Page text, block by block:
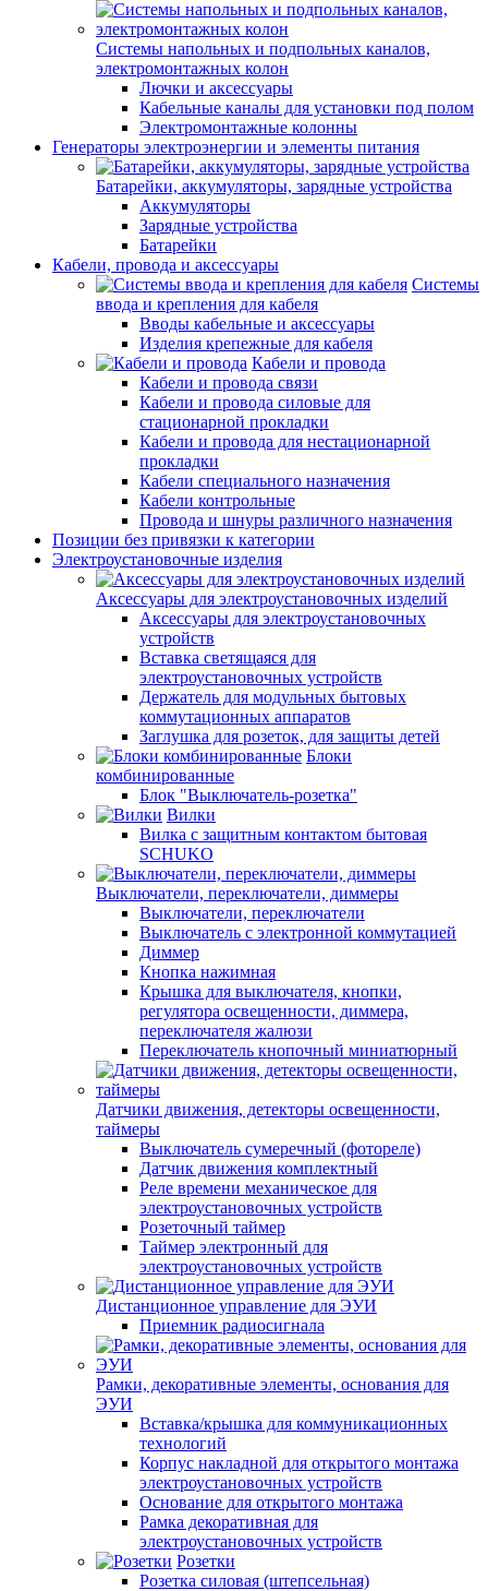
Системы напольных и подпольных каналов,
электромонтажных колон
Лючки и аксессуары
Кабельные каналы для установки под полом
Электромонтажные колонны
Генераторы электроэнергии и элементы питания
Батарейки, аккумуляторы, зарядные устройства
Аккумуляторы
Зарядные устройства
Батарейки
Кабели, провода и аксессуары
Системы
ввода и крепления для кабеля
Вводы кабельные и аксессуары
Изделия крепежные для кабеля
Кабели и провода
Кабели и провода связи
Кабели и провода силовые для
стационарной прокладки
Кабели и провода для нестационарной
прокладки
Кабели специального назначения
Кабели контрольные
Провода и шнуры различного назначения
Позиции без привязки к категории
Электроустановочные изделия
Аксессуары для электроустановочных изделий
Аксессуары для электроустановочных
устройств
Вставка светящаяся для
электроустановочных устройств
Держатель для модульных бытовых
коммутационных аппаратов
Заглушка для розеток, для защиты детей
Блоки
комбинированные
Блок "Выключатель-розетка"
Вилки
Вилка с защитным контактом бытовая
SCHUKO
Выключатели, переключатели, диммеры
Выключатели, переключатели
Выключатель с электронной коммутацией
Диммер
Кнопка нажимная
Крышка для выключателя, кнопки,
регулятора освещенности, диммера,
переключателя жалюзи
Переключатель кнопочный миниатюрный
Датчики движения, детекторы освещенности,
таймеры
Выключатель сумеречный (фотореле)
Датчик движения комплектный
Реле времени механическое для
электроустановочных устройств
Розеточный таймер
Таймер электронный для
электроустановочных устройств
Дистанционное управление для ЭУИ
Приемник радиосигнала
Рамки, декоративные элементы, основания для
ЭУИ
Вставка/крышка для коммуникационных
технологий
Корпус накладной для открытого монтажа
электроустановочных устройств
Основание для открытого монтажа
Рамка декоративная для
электроустановочных устройств
Розетки
Розетка силовая (штепсельная)